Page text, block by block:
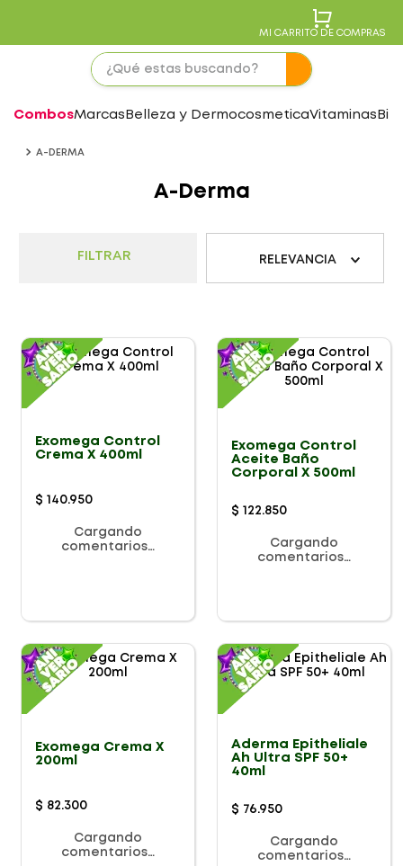
MI CARRITO DE COMPRAS
CombosMarcas Belleza y DermocosmeticaVitaminas
A-DERMA
A-Derma
FILTRAR RELEVANCIA
Exomega Control
Crema X 400ml
$ 140.950
Cargando
comentarios…
Exomega Control
Aceite Baño
Corporal X 500ml
$ 122.850
Cargando
comentarios…
Exomega Crema X
200ml
$ 82.300
Cargando
comentarios…
Aderma Epitheliale
Ah Ultra SPF 50+
40ml
$ 76.950
Cargando
comentarios…